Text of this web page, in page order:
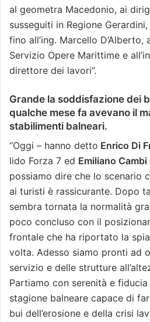
al geometra Macedonio, ai
susseguiti in Regione
fino all’ing. Marcello
Servizio Opere Marittime e
direttore dei lavori”.
Grande la soddisfazione dei
qualche mese fa avevano il
stabilimenti balneari.
“Oggi – hanno detto Enrico Di
lido Forza 7 ed Emiliano
possiamo dire che lo scenario
ai turisti è rassicurante. Dopo
sembra tornata la normalità
poco concluso con il
frontale che ha riportato la
volta. Adesso siamo pronti ad
servizio e delle strutture
Partiamo con serenità e
stagione balneare capace di
bui dell’erosione e della crisi